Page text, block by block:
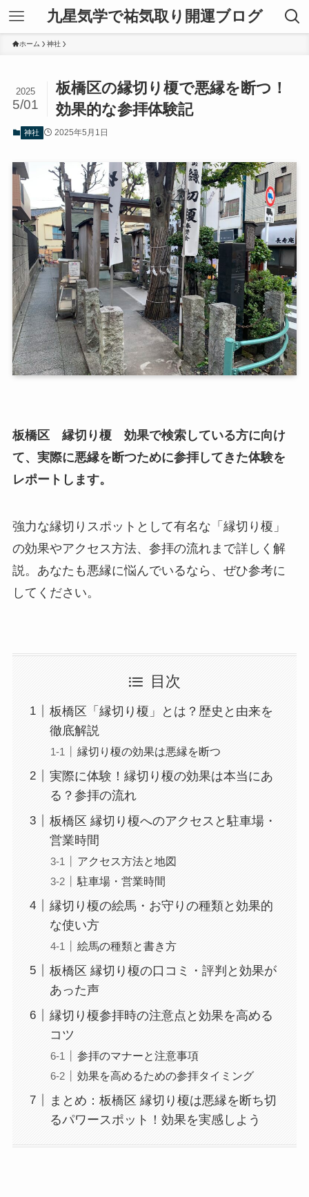
九星気学で祐気取り開運ブログ
ホーム 神社
板橋区の縁切り榎で悪縁を断つ！
効果的な参拝体験記
2025
5/01
神社 2025年5月1日
板橋区 縁切り榎 効果で検索している方に向け
て、実際に悪縁を断つために参拝してきた体験を
レポートします。
強力な縁切りスポットとして有名な「縁切り榎」
の効果やアクセス方法、参拝の流れまで詳しく解
説。あなたも悪縁に悩んでいるなら、ぜひ参考に
してください。
目次
板橋区「縁切り榎」とは？歴史と由来を
徹底解説
縁切り榎の効果は悪縁を断つ
実際に体験！縁切り榎の効果は本当にあ
る？参拝の流れ
板橋区 縁切り榎へのアクセスと駐車場・
営業時間
アクセス方法と地図
駐車場・営業時間
縁切り榎の絵馬・お守りの種類と効果的
な使い方
絵馬の種類と書き方
板橋区 縁切り榎の口コミ・評判と効果が
あった声
縁切り榎参拝時の注意点と効果を高める
コツ
参拝のマナーと注意事項
効果を高めるための参拝タイミング
まとめ：板橋区 縁切り榎は悪縁を断ち切
るパワースポット！効果を実感しよう